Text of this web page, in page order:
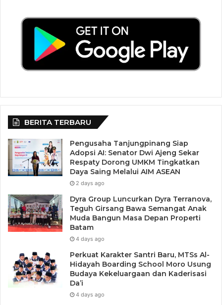
BERITA TERBARU
Pengusaha Tanjungpinang Siap
Adopsi AI: Senator Dwi Ajeng Sekar
Respaty Dorong UMKM Tingkatkan
Daya Saing Melalui AIM ASEAN
2 days ago
Dyra Group Luncurkan Dyra Terranova,
Teguh Girsang Bawa Semangat Anak
Muda Bangun Masa Depan Properti
Batam
4 days ago
Perkuat Karakter Santri Baru, MTSs Al-
Hidayah Boarding School Moro Usung
Budaya Kekeluargaan dan Kaderisasi
Da’i
4 days ago